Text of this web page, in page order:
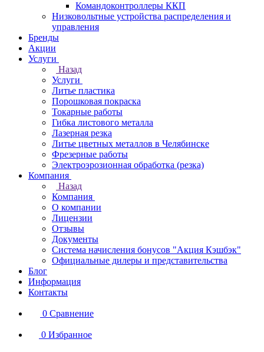
Командоконтроллеры ККП
Низковольтные устройства распределения и
управления
Бренды
Акции
Услуги
Назад
Услуги
Литье пластика
Порошковая покраска
Токарные работы
Гибка листового металла
Лазерная резка
Литье цветных металлов в Челябинске
Фрезерные работы
Электроэрозионная обработка (резка)
Компания
Назад
Компания
О компании
Лицензии
Отзывы
Документы
Система начисления бонусов "Акция Кэшбэк"
Официальные дилеры и представительства
Блог
Информация
Контакты
0 Сравнение
0 Избранное